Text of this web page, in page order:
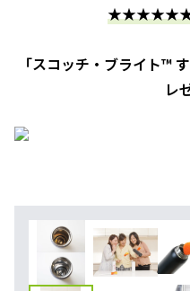
「スコッチ・ブライト™
レ